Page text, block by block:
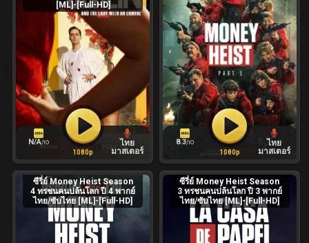
[ML]-[Full-HD]
N/A/10
ไทย
มาสเตอร์
1080p
8.3/10
ไทย
มาสเตอร์
1080p
ซีรี่ย์ Money Heist Season
4 ทรชนคนปล้นโลก ปี 4 พากย์
ไทย/ซับไทย [ML]-[Full-HD]
ซีรี่ย์ Money Heist Season
3 ทรชนคนปล้นโลก ปี 3 พากย์
ไทย/ซับไทย [ML]-[Full-HD]